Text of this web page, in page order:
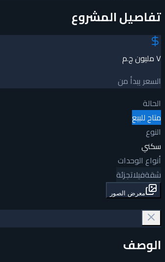
تفاصيل المشروع
٧ مليون ج.م
السعر يبدأ من
الحالة
متاح للبيع
النوع
سكني
أنواع الوحدات
شقةفيلاتجزئة
معرض الصور
الوصف